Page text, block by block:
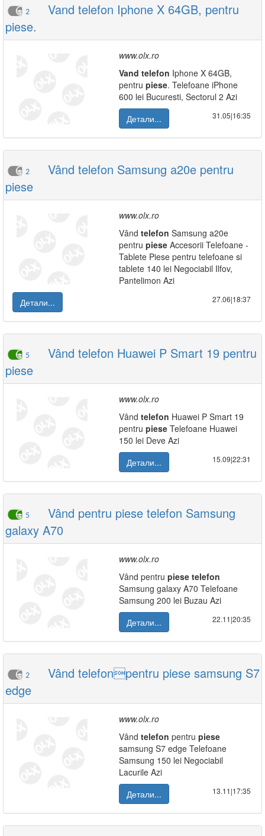
2
Vand telefon Iphone X 64GB, pentru
piese.
www.olx.ro
Vand telefon Iphone X 64GB,
pentru piese. Telefoane iPhone
600 lei Bucuresti, Sectorul 2 Azi
Детали...
31.05|16:35
2
Vând telefon Samsung a20e pentru
piese
www.olx.ro
Vând telefon Samsung a20e
pentru piese Accesorii Telefoane -
Tablete Piese pentru telefoane si
tablete 140 lei Negociabil Ilfov,
Pantelimon Azi
Детали...
27.06|18:37
5
Vând telefon Huawei P Smart 19 pentru
piese
www.olx.ro
Vând telefon Huawei P Smart 19
pentru piese Telefoane Huawei
150 lei Deve Azi
Детали...
15.09|22:31
5
Vând pentru piese telefon Samsung
galaxy A70
www.olx.ro
Vând pentru piese telefon
Samsung galaxy A70 Telefoane
Samsung 200 lei Buzau Azi
Детали...
22.11|20:35
2
Vând telefonpentru piese samsung S7
edge
www.olx.ro
Vând telefon pentru piese
samsung S7 edge Telefoane
Samsung 150 lei Negociabil
Lacurile Azi
Детали...
13.11|17:35